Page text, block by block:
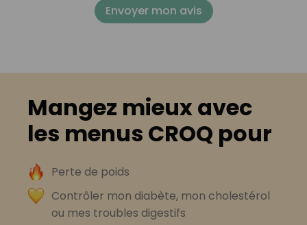
Envoyer mon avis
Mangez mieux avec
les menus CROQ pour
Perte de poids
Contrôler mon diabète, mon cholestérol
ou mes troubles digestifs